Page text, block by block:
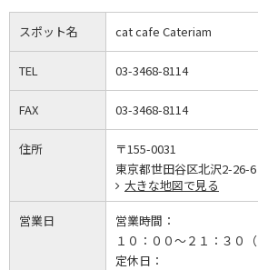
スポット名 cat cafe Cateriam
TEL 03-3468-8114
FAX 03-3468-8114
住所
〒155-0031
東京都世田谷区北沢2-26-
大きな地図で見る
営業日
営業時間：
１０：００～２１：３０
定休日：